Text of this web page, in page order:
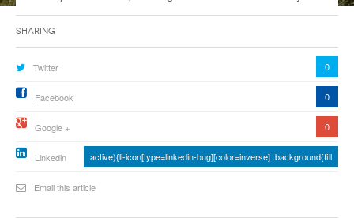
Sharing
Twitter 0
Facebook 0
Google + 0
Linkedin active){li-icon[type=linkedin-bug][color=inverse] .background{fill
Email this article